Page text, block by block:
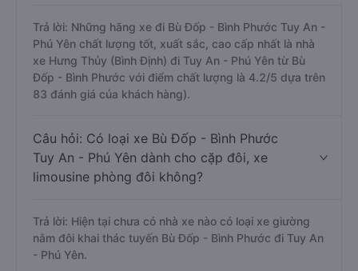
Trả lời: Những hãng xe đi Bù Đốp - Bình Phước Tuy An -
Phú Yên chất lượng tốt, xuất sắc, cao cấp nhất là nhà
xe Hưng Thủy (Bình Định) đi Tuy An - Phú Yên từ Bù
Đốp - Bình Phước với điểm chất lượng là 4.2/5 dựa trên
83 đánh giá của khách hàng).
Câu hỏi: Có loại xe Bù Đốp - Bình Phước
Tuy An - Phú Yên dành cho cặp đôi, xe
limousine phòng đôi không?
Trả lời: Hiện tại chưa có nhà xe nào có loại xe giường
nằm đôi khai thác tuyến Bù Đốp - Bình Phước đi Tuy An
- Phú Yên.